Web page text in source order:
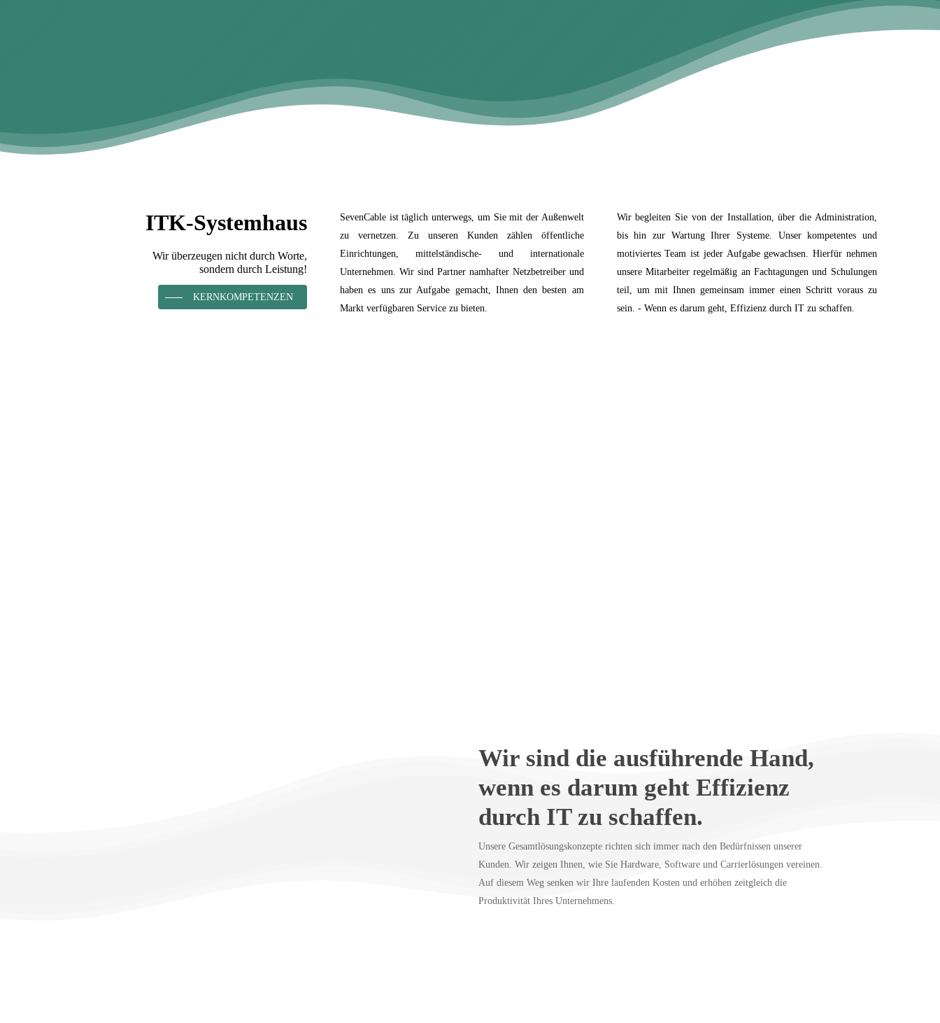
ITK-Systemhaus
Wir überzeugen nicht durch Worte,
sondern durch Leistung!
KERNKOMPETENZEN
SevenCable ist täglich unterwegs, um Sie mit der Außenwelt
zu vernetzen. Zu unseren Kunden zählen öffentliche
Einrichtungen, mittelständische- und internationale
Unternehmen. Wir sind Partner namhafter Netzbetreiber und
haben es uns zur Aufgabe gemacht, Ihnen den besten am
Markt verfügbaren Service zu bieten.
Wir begleiten Sie von der Installation, über die Administration,
bis hin zur Wartung Ihrer Systeme. Unser kompetentes und
motiviertes Team ist jeder Aufgabe gewachsen. Hierfür nehmen
unsere Mitarbeiter regelmäßig an Fachtagungen und Schulungen
teil, um mit Ihnen gemeinsam immer einen Schritt voraus zu
sein. - Wenn es darum geht, Effizienz durch IT zu schaffen.
Wir sind die ausführende Hand,
wenn es darum geht Effizienz
durch IT zu schaffen.
Unsere Gesamtlösungskonzepte richten sich immer nach den Bedürfnissen unserer
Kunden. Wir zeigen Ihnen, wie Sie Hardware, Software und Carrierlösungen vereinen.
Auf diesem Weg senken wir Ihre laufenden Kosten und erhöhen zeitgleich die
Produktivität Ihres Unternehmens.